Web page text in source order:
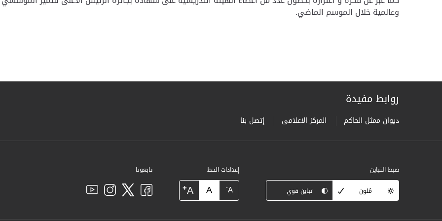
وعالمية خلال الموسم الماضي.
روابط مفيدة
ديوان ممثل الحاكم المركز الاعلامى إتصل بنا
ضبط التباين
مُلون
تباين قوي
إعدادات الخط
A
-
A
A
+
تابعونا